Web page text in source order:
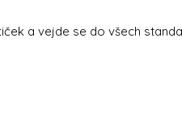
a vejde se do všech